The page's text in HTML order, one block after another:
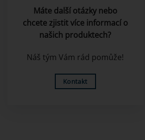
Máte další otázky nebo
chcete zjistit více informací o
našich produktech?
Náš tým Vám rád pomůže!
Kontakt